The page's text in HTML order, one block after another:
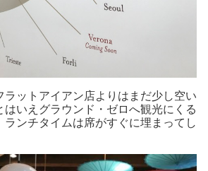
ラットアイアン店よりはまだ少し空い
はいえグラウンド・ゼロへ観光にくる
ランチタイムは席がすぐに埋まってし